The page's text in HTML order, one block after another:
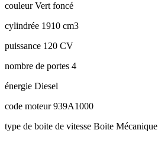
couleurVert foncé
cylindrée 1910 cm3
puissance 120 CV
nombre de portes 4
énergie Diesel
code moteur939A1000
type de boite de vitesse Boite Mécanique